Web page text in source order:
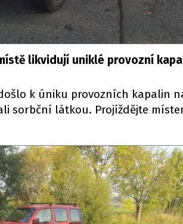
likvidují uniklé provozní
k úniku provozních kapalin
sorbční látkou. Projíždějte